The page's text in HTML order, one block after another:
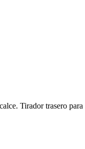
Tirador trasero